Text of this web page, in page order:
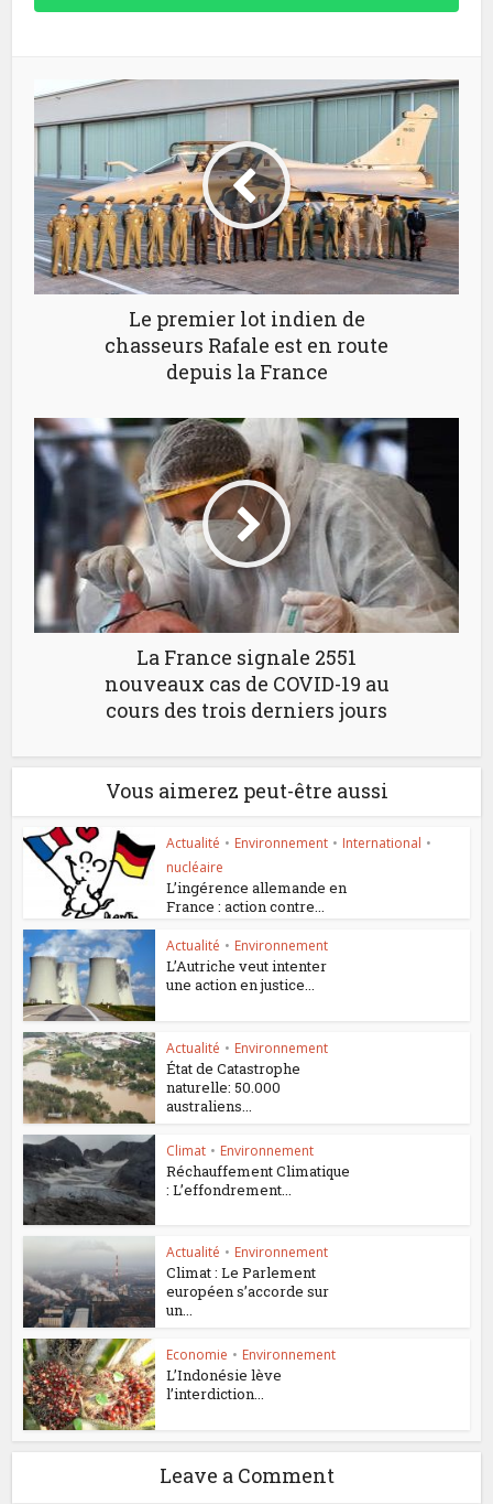
Le premier lot indien de
chasseurs Rafale est en route
depuis la France
La France signale 2551
nouveaux cas de COVID-19 au
cours des trois derniers jours
Vous aimerez peut-être aussi
Actualité • Environnement • International •
nucléaire
L’ingérence allemande en
France : action contre...
Actualité • Environnement
L’Autriche veut intenter
une action en justice...
Actualité • Environnement
État de Catastrophe
naturelle: 50.000
australiens...
Climat • Environnement
Réchauffement Climatique
: L’effondrement...
Actualité • Environnement
Climat : Le Parlement
européen s’accorde sur
un...
Economie • Environnement
L’Indonésie lève
l’interdiction...
Leave a Comment